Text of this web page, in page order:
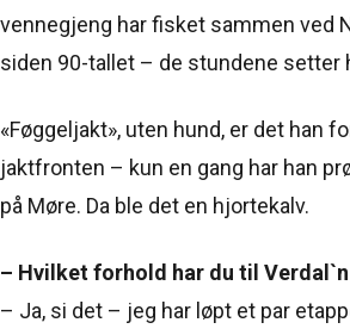
vennegjeng har fisket sammen ved
siden 90-tallet – de stundene setter
«Føggeljakt», uten hund, er det han
jaktfronten – kun en gang har han
på Møre. Da ble det en hjortekalv.
– Hvilket forhold har du til
– Ja, si det – jeg har løpt et par